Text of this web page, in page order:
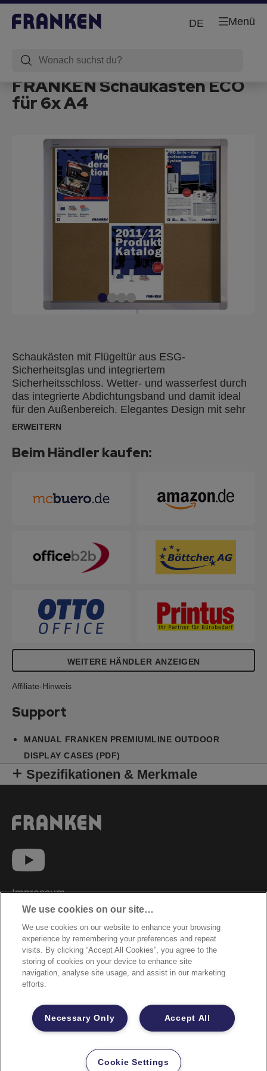
Menü
DE
FRANKEN Schaukasten ECO
für 6x A4
Schaukästen mit Flügeltür aus ESG-
Sicherheitsglas und integriertem
Sicherheitsschloss. Wetter- und wasserfest durch
das integrierte Abdichtungsband und damit ideal
für den Außenbereich. Elegantes Design mit sehr
robustem, silbereloxiertem Aluminiumrahmen (25
Sicherheitsschloss mit 2 Schlüsseln. Inkl.
für die Anbringung von Memos & Notizen mit
Pinnnadeln.
ERWEITERN
Beim Händler kaufen:
WEITERE HÄNDLER ANZEIGEN
Affiliate-Hinweis
Support
MANUAL FRANKEN PREMIUMLINE OUTDOOR
DISPLAY CASES (PDF)
Spezifikationen & Merkmale
Impressum
Datenschutzhinweise
Datenzugriffsberechtigung
Sicherheitsdatenblätter
Cookie Richtlinie
Rechtliche Hinweise
Garantiebestimmungen
Site Map
©2026 ACCO Brands
We use cookies on our site…
We use cookies on our website to enhance your browsing
experience by remembering your preferences and repeat
visits. By clicking “Accept All Cookies”, you agree to the
storing of cookies on your device to enhance site
navigation, analyse site usage, and assist in our marketing
efforts.
Accept All
Necessary Only
Cookie Settings